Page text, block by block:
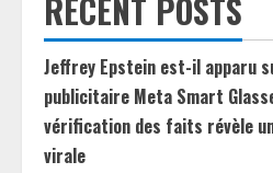
RECENT POSTS
Jeffrey Epstein est-il apparu
publicitaire Meta Smart
vérification des faits révèle
virale